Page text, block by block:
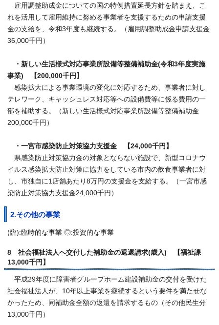
雇用調整助成金についての国の特例措置延長方針を踏まえ、こ
れを活用して雇用維持に努める事業者を支援するための申請支援
金の支給を、令和3年度も継続する。（雇用調整助成金申請支援金
36,000千円）
・新しい生活様式対応事業所設備等整備補助金(令和3年度実施
事業) 【200,000千円】
感染拡大による事業環境の変化に対応するため、事業者に対し
テレワーク、キャッシュレス対応等への設備費等に係る費用の一
部を補助する。（新しい生活様式対応事業所設備等整備補助金
200,000千円）
・一宮市感染防止対策協力支援金 【24,000千円】
県感染防止対策協力金の対象とならない施設で、新型コロナウ
イルス感染拡大防止対策に協力をしている市内の飲食事業者に対
し、市独自に1店舗あたり8万円の支援金を支給する。（一宮市感
染防止対策協力支援金24,000千円）
2.その他の事業
(臨):臨時的な事業 ◎:投資的な事業
8 社会福祉法人へ交付した補助金の返還請求(歳入) 【福祉課
13,000千円】
平成29年度に障害者グループホーム建設補助金の交付を受けた
社会福祉法人が、10年以上事業を継続するという要件を満たせな
かったため、同補助金全額の返還を請求するもの（その他民生分
13,000千円）